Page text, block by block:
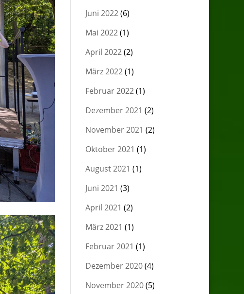
Juni 2022(6)
Mai 2022(1)
April 2022(2)
März 2022(1)
Februar 2022(1)
Dezember 2021 (2)
November 2021 (2)
Oktober 2021 (1)
August 2021 (1)
Juni 2021 (3)
April 2021 (2)
März 2021 (1)
Februar 2021 (1)
Dezember 2020(4)
November 2020(5)